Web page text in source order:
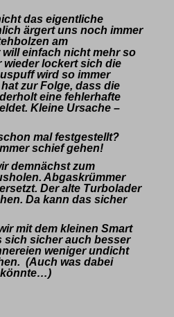
das eigentliche
ärgert uns noch immer
am
einfach nicht mehr so
wieder lockert sich die
wird so immer
zur Folge, dass die
eine fehlerhafte
Kleine Ursache –
mal festgestellt?
schief gehen!
demnächst zum
Abgaskrümmer
Der alte Turbolader
Da kann das sicher
mit dem kleinen Smart
sich sicher auch besser
weniger undicht
(Auch was dabei
könnte…)